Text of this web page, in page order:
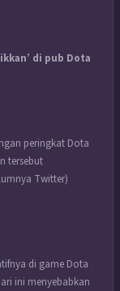
di pub Dota
peringkat Dota
tersebut
Twitter)
di game Dota
ini menyebabkan